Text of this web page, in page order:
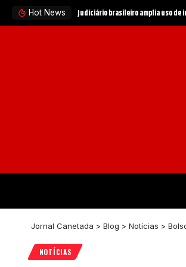
Hot News STF e governo buscam evitar
Jornal Canetada > Blog > Notícias >
NOTÍCIAS